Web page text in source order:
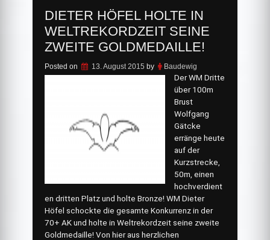
DIETER HÖFEL HOLTE IN
WELTREKORDZEIT SEINE
ZWEITE GOLDMEDAILLE!
Posted on 13. August 2015 by Baudewig
Der WM Dritte
über 100m
Brust
Wolfgang
Gätcke
erränge heute
auf der
Kurzstrecke,
50m, einen
hochverdient
en dritten Platz und holte Bronze! WM Dieter
Höfel schockte die gesamte Konkurrenz in der
70+ AK und holte in Weltrekordzeit seine zweite
Goldmedaille! Von hier aus herzlichen